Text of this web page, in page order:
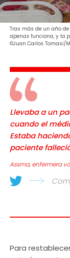
Tras más de un año
apenas funciona, y la
©Juan Carlos Tomasi/
Llevaba a un
cuando el
Estaba
paciente
Assma, enfermera
Para